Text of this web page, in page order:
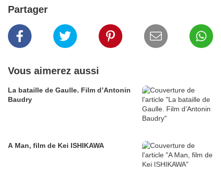
Partager
Vous aimerez aussi
La bataille de Gaulle. Film d’Antonin
Baudry
A Man, film de Kei ISHIKAWA